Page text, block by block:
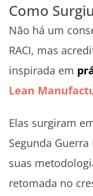
Como
Não há um
RACI, mas
inspirada em
Lean
Elas surgiram
Segunda
suas
retomada no